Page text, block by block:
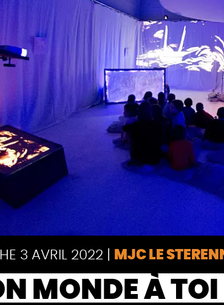
3 AVRIL 2022 MJC LE
MONDE À TOI